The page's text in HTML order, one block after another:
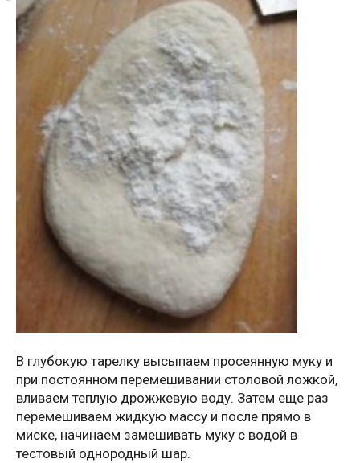
В глубокую тарелку высыпаем просеянную муку и
при постоянном перемешивании столовой ложкой,
вливаем теплую дрожжевую воду. Затем еще раз
перемешиваем жидкую массу и после прямо в
миске, начинаем замешивать муку с водой в
тестовый однородный шар.